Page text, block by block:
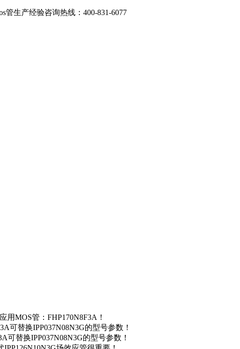
管生产经验咨询热线：400-831-6077
用MOS管：FHP170N8F3A！
可替换IPP037N08N3G的型号参数！
可替换IPP037N08N3G的型号参数！